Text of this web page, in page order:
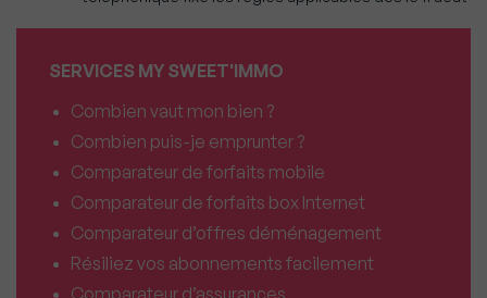
SERVICES MY SWEET'IMMO
Combien vaut mon bien ?
Combien puis-je emprunter ?
Comparateur de forfaits mobile
Comparateur de forfaits box Internet
Comparateur d’offres déménagement
Résiliez vos abonnements facilement
Comparateur d’assurances